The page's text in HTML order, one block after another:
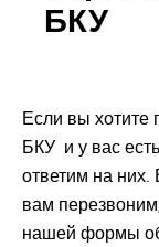
БКУ
Если вы
БКУ и у вас
ответим на
вам
нашей формы